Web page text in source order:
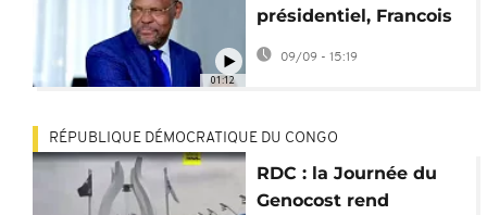
01:12
présidentiel, Francois
Beya acquitté par la
justice militaire
09/09 - 15:19
RÉPUBLIQUE DÉMOCRATIQUE DU CONGO
RDC : la Journée du
Genocost rend